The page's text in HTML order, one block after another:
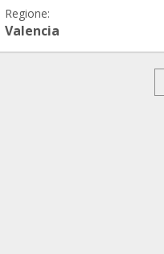
Regione:
Valencia